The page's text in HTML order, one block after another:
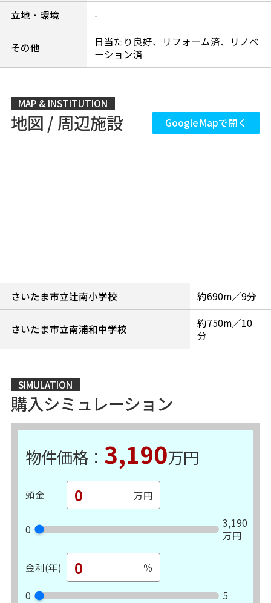
立地・環境 -
その他
日当たり良好、リフォーム済、リノベ
ーション済
MAP & INSTITUTION
地図 / 周辺施設 Google Mapで開く
さいたま市立辻南小学校 約690m／9分
さいたま市立南浦和中学校
約750m／10
分
SIMULATION
購入シミュレーション
物件価格： 3,190万円
頭金
0
3,190
万円
金利(年)
0 5